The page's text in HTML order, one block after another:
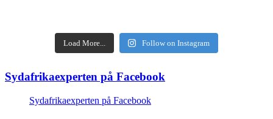
Load More... Follow on Instagram
Sydafrikaexperten på Facebook
Sydafrikaexperten på Facebook